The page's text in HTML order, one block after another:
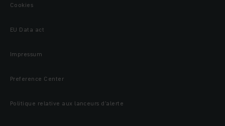
Cookies
EU Data act
Impressum
Preference Center
Politique relative aux lanceurs d’alerte